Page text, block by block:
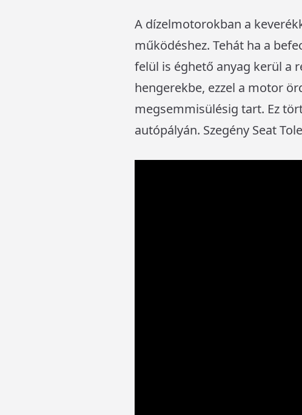
A dízelmotorokban a
működéshez. Tehát ha a
felül is éghető anyag kerül a
hengerekbe, ezzel a motor
megsemmisülésig tart. Ez
autópályán. Szegény Seat